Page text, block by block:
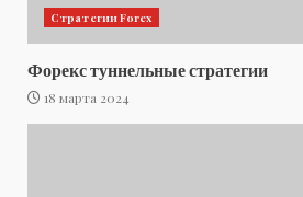
Стратегии Forex
Форекс туннельные стратегии
18 марта 2024